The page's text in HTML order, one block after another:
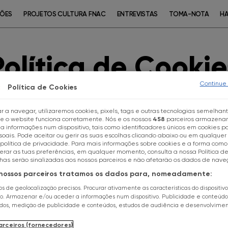
PROJETOS CULTURA FNAC ENTREVISTAS TOMA-NOTA
Escolhe a tua loja FNAC
Todas as Lojas
FNAC Alameda
de
constitui parte integrante da Política de
denominado "Website"). O acesso e navegação no
dos termos e condições contidos na Política de
uma melhor experiência de navegação através do
de Livros, Discos, Multimédia e Produtos
a "FNAC Portugal") com sede em Edifício Amoreiras
– 6.º B, 1070-374 Lisboa, com o NIPC 503952230,
similar (denominados doravante "Cookies").
de comunicação de Internet, o acesso aos
caso, informamos que a FNAC Portugal é
obtidos através dos cookies próprios, na
Política de Cookies
a navegar, utilizaremos cookies, pixels, tags e outras tecnologias
o website funciona corretamente. Nós e os nossos 458 parceiros
informações num dispositivo, tais como identificadores únicos em cookies
Pode aceitar ou gerir as suas escolhas clicando abaixo ou em qualquer
de privacidade. Para mais informações sobre cookies e a forma
as tuas preferências, em qualquer momento, consulta a nossa Política de
serão sinalizadas aos nossos parceiros e não afetarão os dados de
parceiros tratamos os dados para, nomeadamente:
de geolocalização precisos. Procurar ativamente as características do
Armazenar e/ou aceder a informações num dispositivo. Publicidade e
medição de publicidade e conteúdos, estudos de audiência e
(fornecedores)